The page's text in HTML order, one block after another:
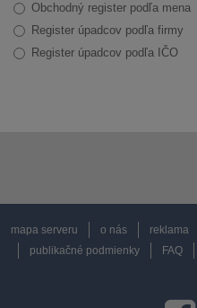
Obchodný register podľa mena
Register úpadcov podľa firmy
Register úpadcov podľa IČO
mapa serveru o nás reklama
publikačné podmienky
FAQ